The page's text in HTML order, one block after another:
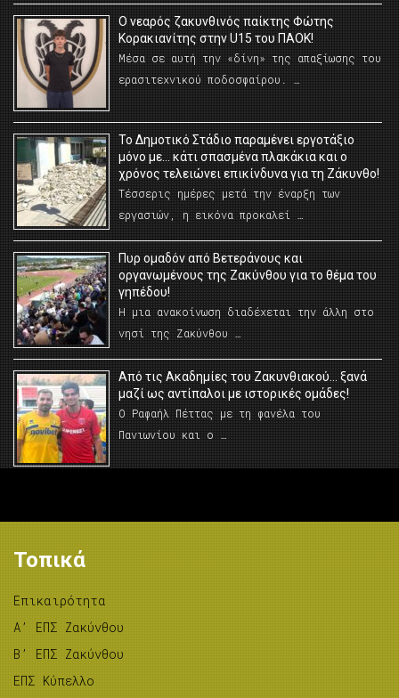
O νεαρός ζακυνθινός παίκτης Φώτης
Κορακιανίτης στην U15 του ΠΑΟΚ!
Μέσα σε αυτή την «δίνη» της απαξίωσης του
ερασιτεχνικού ποδοσφαίρου. …
Το Δημοτικό Στάδιο παραμένει εργοτάξιο
μόνο με… κάτι σπασμένα πλακάκια και ο
χρόνος τελειώνει επικίνδυνα για τη Ζάκυνθο!
Τέσσερις ημέρες μετά την έναρξη των
εργασιών, η εικόνα προκαλεί …
Πυρ ομαδόν από Βετεράνους και
οργανωμένους της Ζακύνθου για το θέμα του
γηπέδου!
Η μια ανακοίνωση διαδέχεται την άλλη στο
νησί της Ζακύνθου …
Από τις Ακαδημίες του Ζακυνθιακού… ξανά
μαζί ως αντίπαλοι με ιστορικές ομάδες!
Ο Ραφαήλ Πέττας με τη φανέλα του
Πανιωνίου και ο …
Τοπικά
Επικαιρότητα
A’ ΕΠΣ Ζακύνθου
B’ ΕΠΣ Ζακύνθου
ΕΠΣ Κύπελλο